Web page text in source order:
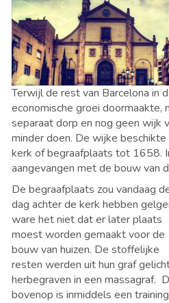
Terwijl de rest van Barcelona in
economische groei doormaakte,
separaat dorp en nog geen wijk
minder doen. De wijke
kerk of begraafplaats tot 1658.
aangevangen met de bouw van
De begraafplaats zou vandaag
dag achter de kerk hebben
ware het niet dat er later plaats
moest worden gemaakt voor de
bouw van huizen. De stoffelijke
resten werden uit hun graf
herbegraven in een massagraf.
bovenop is inmiddels een